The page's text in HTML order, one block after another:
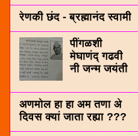
रेणकी छंद - ब्रह्मानंद स्वामी
पींगळशी
मेघाणंद् गढवी
नी जन्म जयंती
अणमोल हा हा अम तणा अे
दिवस क्यां जाता रह्या ???